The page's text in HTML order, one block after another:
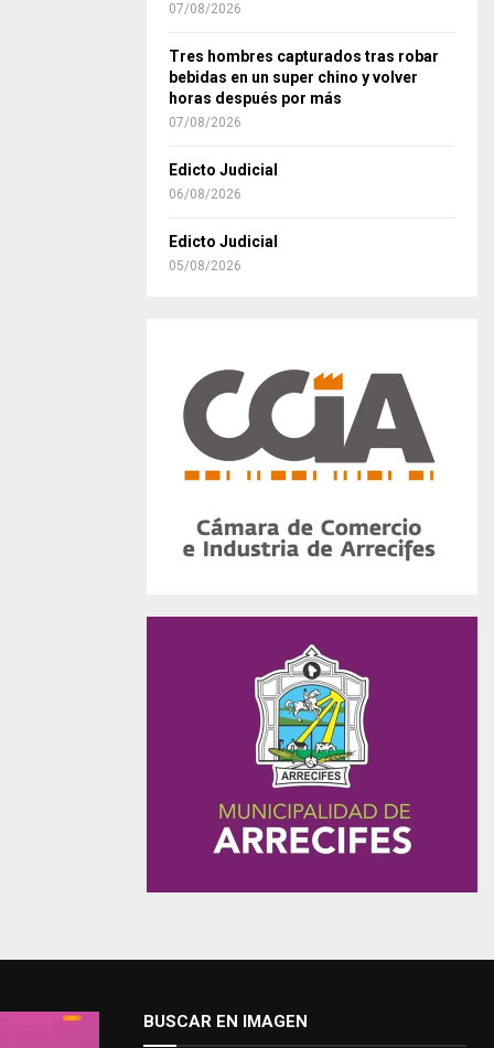
07/08/2026
Tres hombres capturados tras robar
bebidas en un super chino y volver
horas después por más
07/08/2026
Edicto Judicial
06/08/2026
Edicto Judicial
05/08/2026
BUSCAR EN IMAGEN